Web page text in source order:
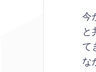
今
と
て
な